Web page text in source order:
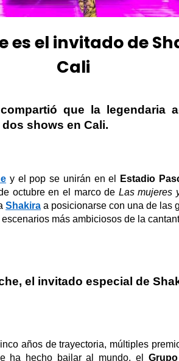
es el invitado de
Cali
que la legendaria
dos shows en Cali.
y el pop se unirán en el
Estadio
octubre en el marco de Las mujeres
Shakira a posicionarse con una de las
más ambiciosos de la
el invitado especial de
años de trayectoria, múltiples
ha hecho bailar al mundo, el